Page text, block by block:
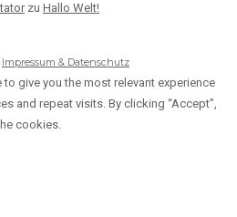
zu Hallo Welt!
Impressum & Datenschutz
give you the most relevant experience
and repeat visits. By clicking “Accept”,
cookies.